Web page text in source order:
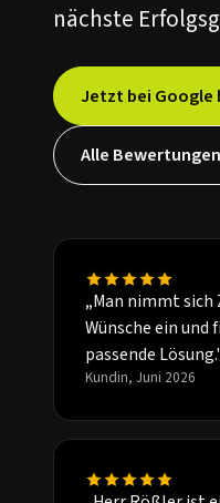
nächste
Jetzt bei Google
Alle
„Man nimmt
Wünsche ein
passende
Kundin, Juni 2026